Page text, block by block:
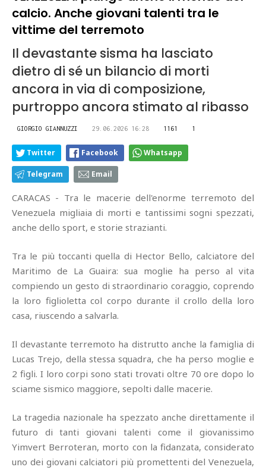
calcio. Anche giovani talenti tra le
vittime del terremoto
Il devastante sisma ha lasciato
dietro di sé un bilancio di morti
ancora in via di composizione,
purtroppo ancora stimato al ribasso
GIORGIO GIANNUZZI 29.06.2026 16:28 1161 1
Twitter Facebook Whatsapp
Telegram Email
CARACAS - Tra le macerie dell'enorme terremoto del
Venezuela migliaia di morti e tantissimi sogni spezzati,
anche dello sport, e storie strazianti.
Tra le più toccanti quella di Hector Bello, calciatore del
Maritimo de La Guaira: sua moglie ha perso al vita
compiendo un gesto di straordinario coraggio, coprendo
la loro figlioletta col corpo durante il crollo della loro
casa, riuscendo a salvarla.
Il devastante terremoto ha distrutto anche la famiglia di
Lucas Trejo, della stessa squadra, che ha perso moglie e
2 figli. I loro corpi sono stati trovati oltre 70 ore dopo lo
sciame sismico maggiore, sepolti dalle macerie.
La tragedia nazionale ha spezzato anche direttamente il
futuro di tanti giovani talenti come il giovanissimo
Yimvert Berroteran, morto con la fidanzata, considerato
uno dei giovani calciatori più promettenti del Venezuela,